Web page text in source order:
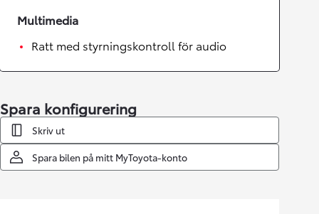
Multimedia
Ratt med styrningskontroll för audio
Spara konfigurering
Skriv ut
Spara bilen på mitt MyToyota-konto